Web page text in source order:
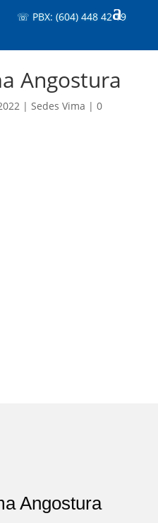
☏ PBX: (604) 448 42 19
Angostura
| Sedes Vima | 0
Angostura